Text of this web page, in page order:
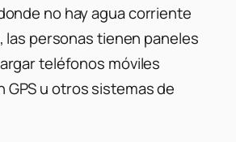
no hay agua corriente
las personas tienen paneles
teléfonos móviles
GPS u otros sistemas de